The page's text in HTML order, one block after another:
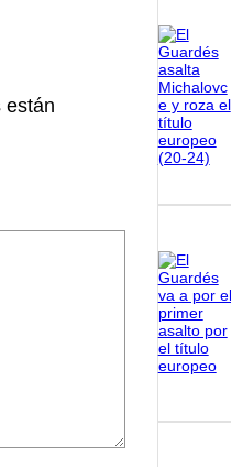
están